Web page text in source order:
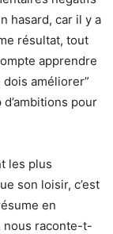
hasard, car il y a
résultat, tout
apprendre
améliorer”
pour
les plus
son loisir, c’est
en
nous raconte-t-